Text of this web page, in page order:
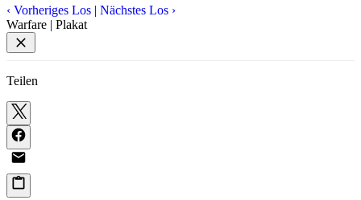
‹ Vorheriges Los | Nächstes Los ›
Warfare | Plakat
Teilen